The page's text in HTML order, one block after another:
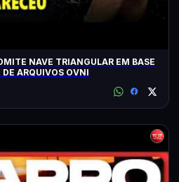
NAVE TRIANGULAR EM BASE
ARQUIVOS OVNI